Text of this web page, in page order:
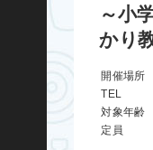
～小
かり
開催場所
TEL
対象年齢
定員